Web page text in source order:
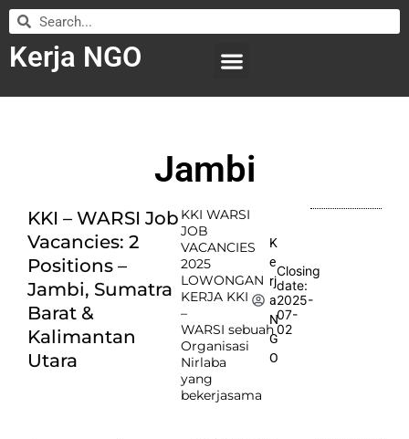
Kerja NGO
Jambi
KKI – WARSI Job
Vacancies: 2
Positions –
Jambi, Sumatra
Barat &
Kalimantan
Utara
KKI WARSI
JOB
VACANCIES
2025
LOWONGAN
KERJA KKI
–
WARSI sebuah
Organisasi
Nirlaba
yang
bekerjasama
K
e
rj
a
N
G
O
Closing
date:
2025-
07-
02